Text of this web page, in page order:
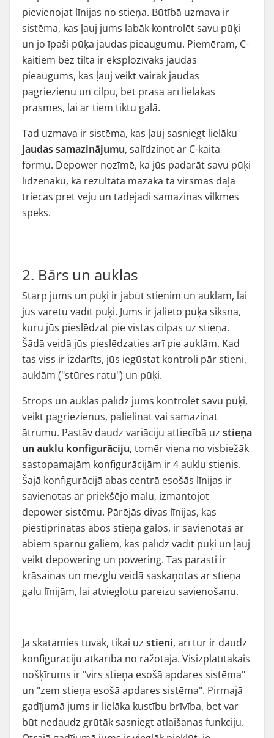
pievienojat līnijas no stieņa. Būtībā uzmava ir
sistēma, kas ļauj jums labāk kontrolēt savu pūķi
un jo īpaši pūķa jaudas pieaugumu. Piemēram, C-
kaitiem bez tilta ir eksplozīvāks jaudas
pieaugums, kas ļauj veikt vairāk jaudas
pagriezienu un cilpu, bet prasa arī lielākas
prasmes, lai ar tiem tiktu galā.
Tad uzmava ir sistēma, kas ļauj sasniegt lielāku
jaudas samazinājumu, salīdzinot ar C-kaita
formu. Depower nozīmē, ka jūs padarāt savu pūķi
līdzenāku, kā rezultātā mazāka tā virsmas daļa
triecas pret vēju un tādējādi samazinās vilkmes
spēks.
2. Bārs un auklas
Starp jums un pūķi ir jābūt stienim un auklām, lai
jūs varētu vadīt pūķi. Jums ir jālieto pūķa siksna,
kuru jūs pieslēdzat pie vistas cilpas uz stieņa.
Šādā veidā jūs pieslēdzaties arī pie auklām. Kad
tas viss ir izdarīts, jūs iegūstat kontroli pār stieni,
auklām ("stūres ratu") un pūķi.
Strops un auklas palīdz jums kontrolēt savu pūķi,
veikt pagriezienus, palielināt vai samazināt
ātrumu. Pastāv daudz variāciju attiecībā uz stieņa
un auklu konfigurāciju, tomēr viena no visbiežāk
sastopamajām konfigurācijām ir4 auklu stienis.
Šajā konfigurācijā abas centrā esošās līnijas ir
savienotas ar priekšējo malu, izmantojot
depower sistēmu. Pārējās divas līnijas, kas
piestiprinātas abos stieņa galos, ir savienotas ar
abiem spārnu galiem, kas palīdz vadīt pūķi un ļauj
veikt depowering un powering. Tās parasti ir
krāsainas un mezglu veidā saskaņotas ar stieņa
galu līnijām, lai atvieglotu pareizu savienošanu.
Ja skatāmies tuvāk, tikai uz stieni, arī tur ir daudz
konfigurāciju atkarībā no ražotāja. Visizplatītākais
nošķīrums ir "virs stieņa esošā apdares sistēma"
un "zem stieņa esošā apdares sistēma". Pirmajā
gadījumā jums ir lielāka kustību brīvība, bet var
būt nedaudz grūtāk sasniegt atlaišanas funkciju.